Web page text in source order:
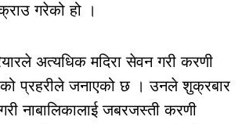
गरेको हो ।
अत्यधिक मदिरा सेवन गरी करणी
प्रहरीले जनाएको छ । उनले शुक्रबार
नाबालिकालाई जबरजस्ती करणी